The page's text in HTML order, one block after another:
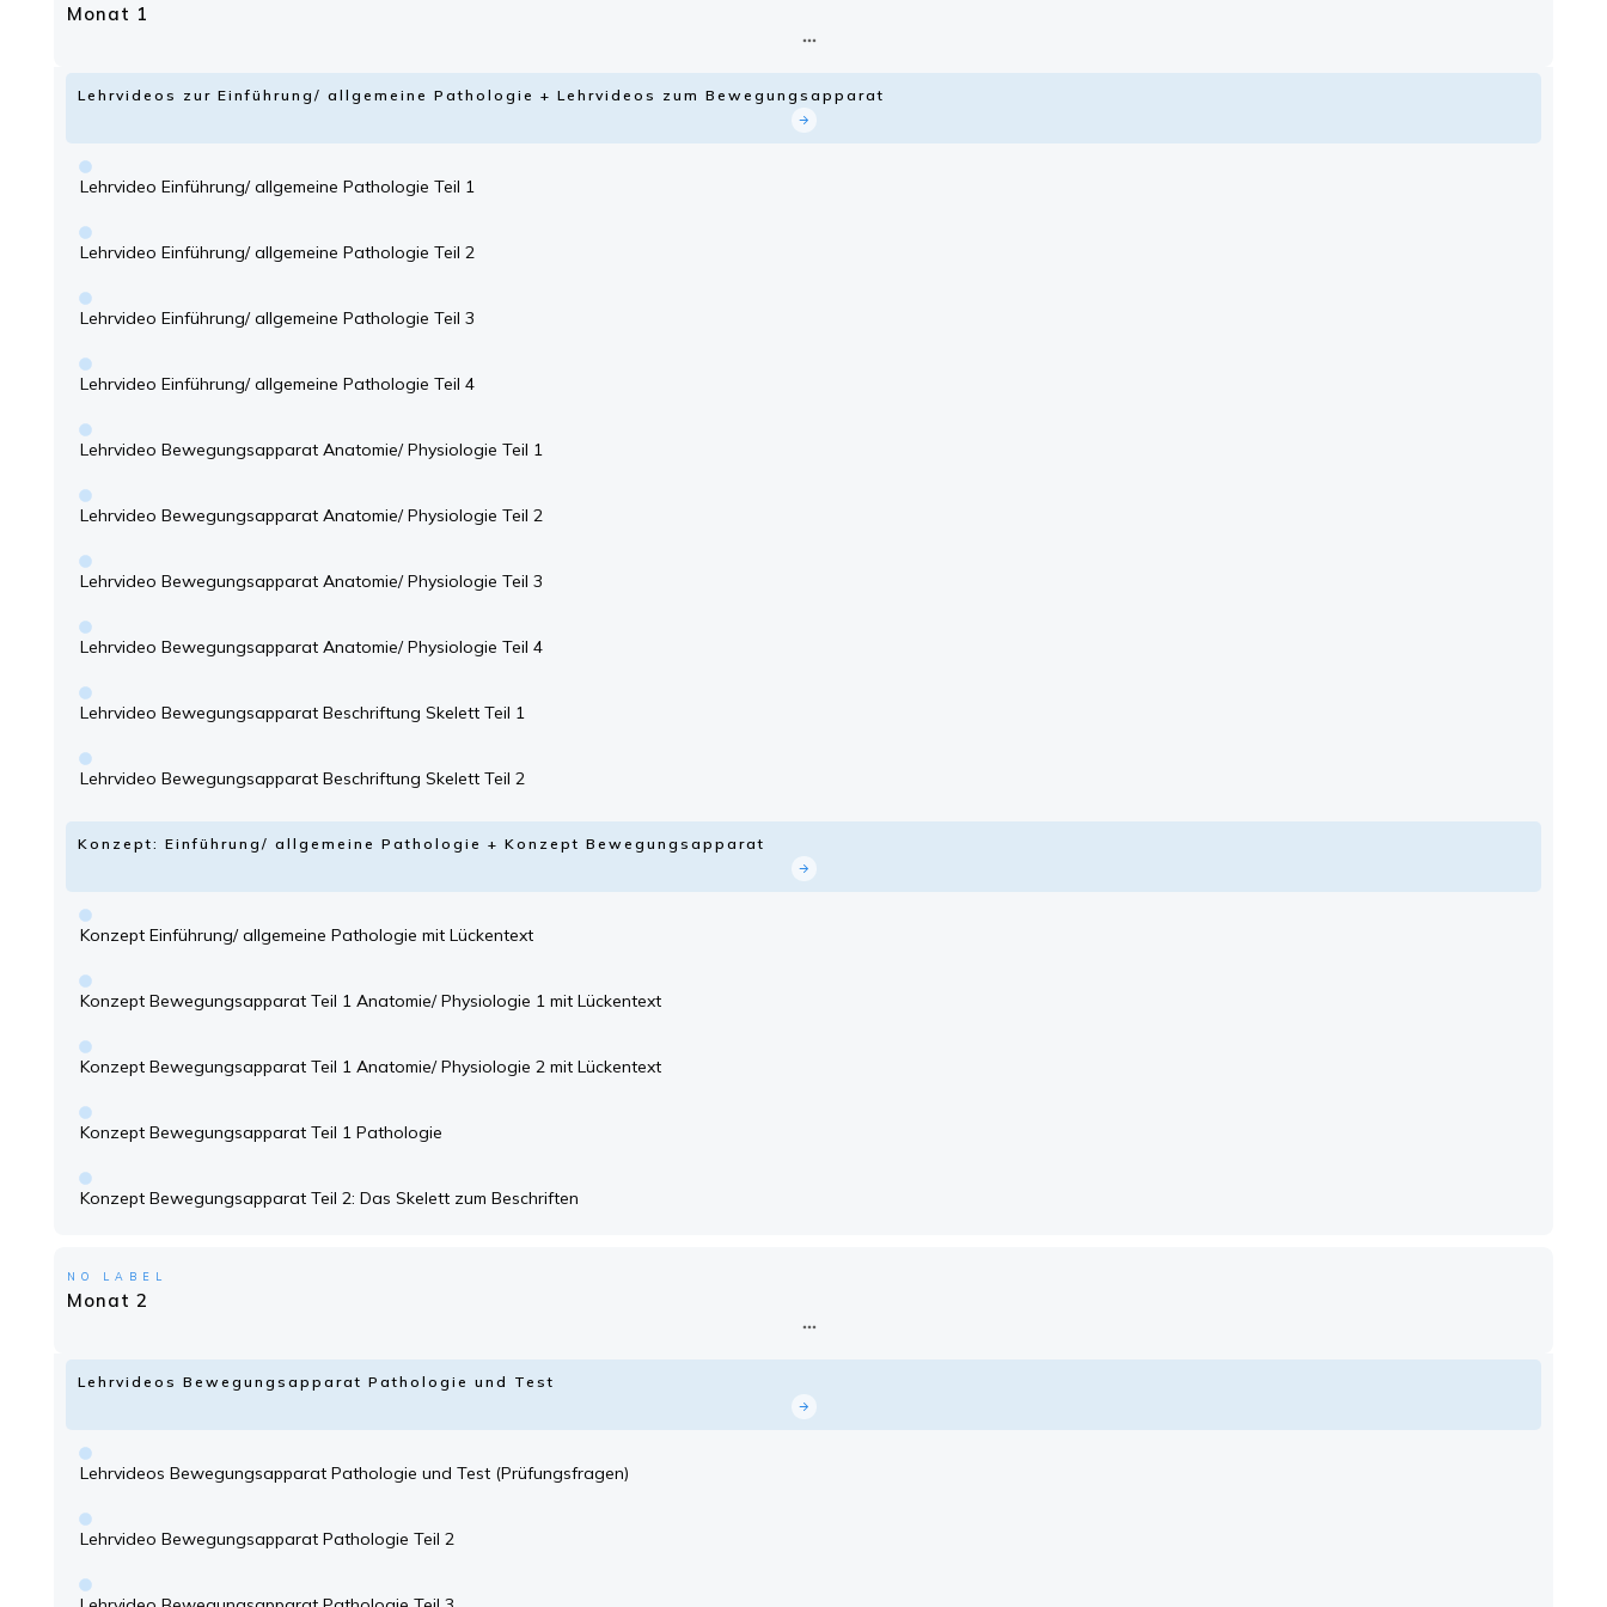
Monat 1
Lehrvideos zur Einführung/ allgemeine Pathologie + Lehrvideos zum Bewegungsapparat
Lehrvideo Einführung/ allgemeine Pathologie Teil 1
Lehrvideo Einführung/ allgemeine Pathologie Teil 2
Lehrvideo Einführung/ allgemeine Pathologie Teil 3
Lehrvideo Einführung/ allgemeine Pathologie Teil 4
Lehrvideo Bewegungsapparat Anatomie/ Physiologie Teil 1
Lehrvideo Bewegungsapparat Anatomie/ Physiologie Teil 2
Lehrvideo Bewegungsapparat Anatomie/ Physiologie Teil 3
Lehrvideo Bewegungsapparat Anatomie/ Physiologie Teil 4
Lehrvideo Bewegungsapparat Beschriftung Skelett Teil 1
Lehrvideo Bewegungsapparat Beschriftung Skelett Teil 2
Konzept: Einführung/ allgemeine Pathologie + Konzept Bewegungsapparat
Konzept Einführung/ allgemeine Pathologie mit Lückentext
Konzept Bewegungsapparat Teil 1 Anatomie/ Physiologie 1 mit Lückentext
Konzept Bewegungsapparat Teil 1 Anatomie/ Physiologie 2 mit Lückentext
Konzept Bewegungsapparat Teil 1 Pathologie
Konzept Bewegungsapparat Teil 2: Das Skelett zum Beschriften
NO LABEL
Monat 2
Lehrvideos Bewegungsapparat Pathologie und Test
Lehrvideos Bewegungsapparat Pathologie und Test (Prüfungsfragen)
Lehrvideo Bewegungsapparat Pathologie Teil 2